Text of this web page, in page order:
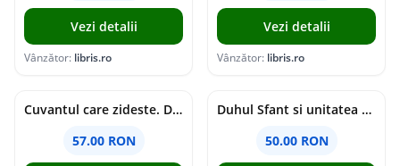
Vezi detalii
Vânzător: libris.ro
Vezi detalii
Vânzător: libris.ro
Cuvantul care zideste. Dialoguri - Vartan Arachelian
57.00 RON
Duhul Sfant si unitatea Bisericii. Jurnal de Conciliu - Andre Scrima
50.00 RON